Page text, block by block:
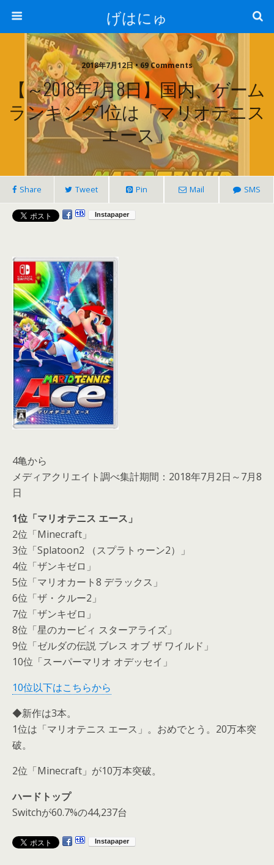
げはにゅ
2018年7月12日 • 69 Comments
【～2018年7月8日】国内、ゲーム
ランキング1位は「マリオテニス
エース」
Share Tweet Pin Mail SMS
4亀から
メディアクリエイト調べ集計期間：2018年7月2日～7月8
日
1位「マリオテニス エース」
2位「Minecraft」
3位「Splatoon2 （スプラトゥーン2）」
4位「ザンキゼロ」
5位「マリオカート8 デラックス」
6位「ザ・クルー2」
7位「ザンキゼロ」
8位「星のカービィ スターアライズ」
9位「ゼルダの伝説 ブレス オブ ザ ワイルド」
10位「スーパーマリオ オデッセイ」
10位以下はこちらから
◆新作は3本。
1位は「マリオテニス エース」。おめでとう。20万本突
破。
2位「Minecraft」が10万本突破。
ハードトップ
Switchが60.7%の44,237台